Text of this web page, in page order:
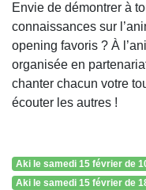
Envie de démontrer à
connaissances sur
opening favoris ? À
organisée en
chanter chacun votre
écouter les autres !
Aki le samedi 15 février de
Aki le samedi 15 février de